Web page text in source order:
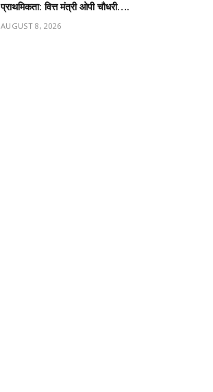
प्राथमिकता: वित्त मंत्री ओपी चौधरी….
AUGUST 8, 2026